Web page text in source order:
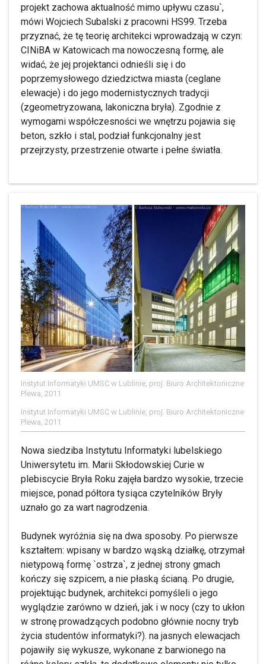
projekt zachowa aktualność mimo upływu czasu`,
mówi Wojciech Subalski z pracowni HS99. Trzeba
przyznać, że tę teorię architekci wprowadzają w czyn:
CINiBA w Katowicach ma nowoczesną formę, ale
widać, że jej projektanci odnieśli się i do
poprzemysłowego dziedzictwa miasta (ceglane
elewacje) i do jego modernistycznych tradycji
(zgeometryzowana, lakoniczna bryła). Zgodnie z
wymogami współczesności we wnętrzu pojawia się
beton, szkło i stal, podział funkcjonalny jest
przejrzysty, przestrzenie otwarte i pełne światła.
Instytut Informatyki UMSC w Lublinie, proj. Biuro Architektoniczne
Plewa, 2011
Instytut Informatyki UMSC w Lublinie, proj. Biuro Architektoniczne
Plewa, 2011
Nowa siedziba Instytutu Informatyki lubelskiego
Uniwersytetu im. Marii Skłodowskiej Curie w
plebiscycie Bryła Roku zajęła bardzo wysokie, trzecie
miejsce, ponad półtora tysiąca czytelników Bryły
uznało go za wart nagrodzenia.
Budynek wyróżnia się na dwa sposoby. Po pierwsze
kształtem: wpisany w bardzo wąską działkę, otrzymał
nietypową formę `ostrza`, z jednej strony gmach
kończy się szpicem, a nie płaską ścianą. Po drugie,
projektując budynek, architekci pomyśleli o jego
wyglądzie zarówno w dzień, jak i w nocy (czy to ukłon
w stronę prowadzących podobno głównie nocny tryb
życia studentów informatyki?). na jasnych elewacjach
pojawiły się wykusze, wykonane z barwionego na